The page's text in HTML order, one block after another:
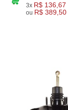
3x R$ 136,67
ou R$ 389,50